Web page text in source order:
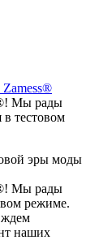
Мы рады
в тестовом
эры моды
Мы рады
режиме.
наших